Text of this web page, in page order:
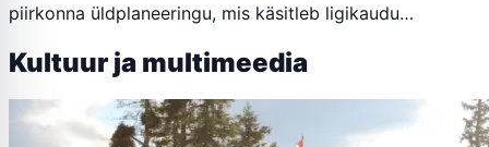
piirkonna üldplaneeringu, mis käsitleb ligikaudu…
Kultuur ja multimeedia